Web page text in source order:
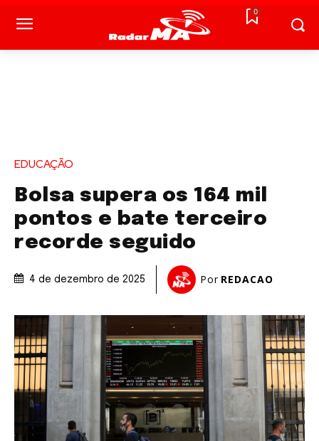
0
EDUCAÇÃO
Bolsa supera os 164 mil
pontos e bate terceiro
recorde seguido
4 de dezembro de 2025 Por REDACAO